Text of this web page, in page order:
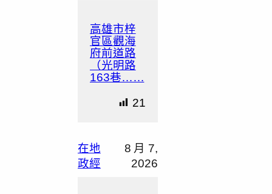
高雄市梓
官區觀海
府前道路
（光明路
163巷……
21
在地
政經
8 月 7,
2026